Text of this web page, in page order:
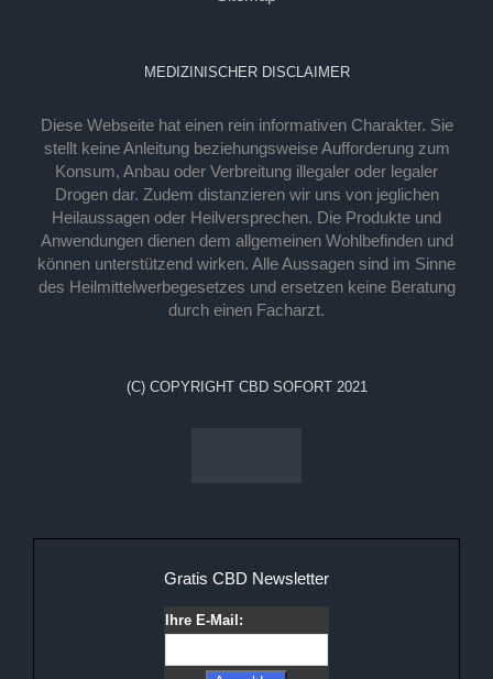
MEDIZINISCHER DISCLAIMER
Diese Webseite hat einen rein informativen Charakter. Sie
stellt keine Anleitung beziehungsweise Aufforderung zum
Konsum, Anbau oder Verbreitung illegaler oder legaler
Drogen dar. Zudem distanzieren wir uns von jeglichen
Heilaussagen oder Heilversprechen. Die Produkte und
Anwendungen dienen dem allgemeinen Wohlbefinden und
können unterstützend wirken. Alle Aussagen sind im Sinne
des Heilmittelwerbegesetzes und ersetzen keine Beratung
durch einen Facharzt.
(C) COPYRIGHT CBD SOFORT 2021
Gratis CBD Newsletter
Ihre E-Mail: